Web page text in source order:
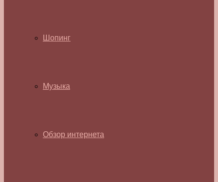
Шопинг
Музыка
Обзор интернета